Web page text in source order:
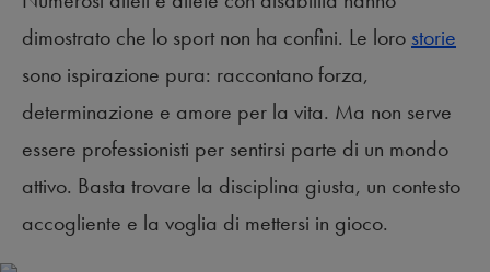
dimostrato che lo sport non ha confini. Le loro storie
sono ispirazione pura: raccontano forza,
determinazione e amore per la vita. Ma non serve
essere professionisti per sentirsi parte di un mondo
attivo. Basta trovare la disciplina giusta, un contesto
accogliente e la voglia di mettersi in gioco.